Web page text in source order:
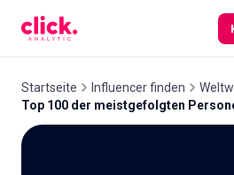
Startseite Influencer finden
Top 100 der meistgefolgten